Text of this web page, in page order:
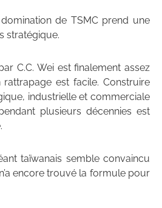
de TSMC prend une
stratégique.
C.C. Wei est finalement assez
est facile. Construire
industrielle et commerciale
plusieurs décennies est
taïwanais semble convaincu
encore trouvé la formule pour